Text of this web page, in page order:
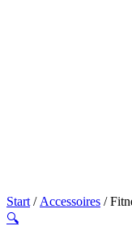
Start / Accessoires /
🔍